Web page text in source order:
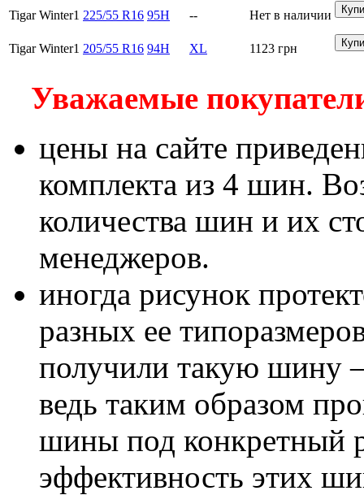
Tigar Winter1 225/55 R16 95H -- Нет в наличии
Tigar Winter1 205/55 R16 94H XL 1123 грн
Уважаемые
цены на сайте
комплекта из 4 шин.
количества шин и их
менеджеров.
иногда рисунок
разных ее
получили такую шину
ведь таким образом
шины под конкретный
эффективность этих